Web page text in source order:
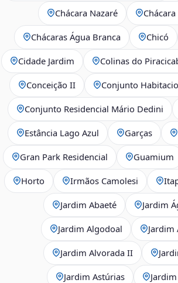
Chácara Nazaré
Chácaras Água Branca Chicó
Cidade Jardim Colinas do
Conceição II Conjunto
Conjunto Residencial Mário Dedini
Estância Lago Azul Garças
Gran Park Residencial Guamium
Horto Irmãos Camolesi
Jardim Abaeté Jardim
Jardim Algodoal Jardim
Jardim Alvorada II
Jardim Astúrias